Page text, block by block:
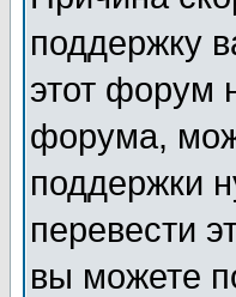
поддержку
этот форум
форума,
поддержки
перевести
вы можете